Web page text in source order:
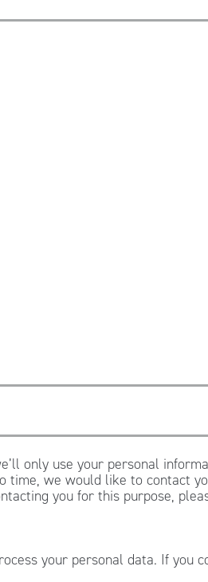
only use your personal
we would like to contact
you for this purpose,
your personal data. If you